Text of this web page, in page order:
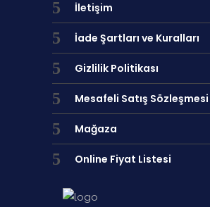
İletişim
İade Şartları ve Kuralları
Gizlilik Politikası
Mesafeli Satış Sözleşmesi
Mağaza
Online Fiyat Listesi